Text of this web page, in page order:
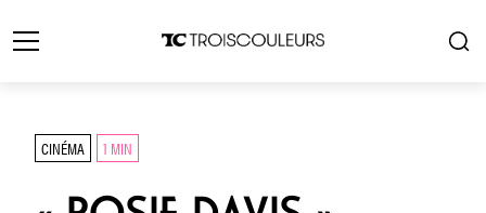
CINÉMA 1 MIN